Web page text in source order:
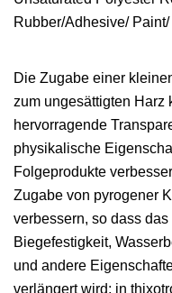
Die Zugabe einer
zum ungesättigten Harz
hervorragende
physikalische
Folgeprodukte
Zugabe von pyrogener
verbessern, so dass
Biegefestigkeit,
und andere
verlängert wird; in